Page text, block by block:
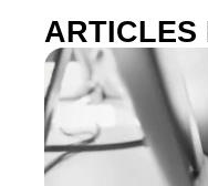
ARTICLES